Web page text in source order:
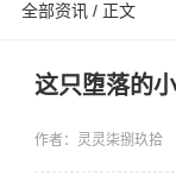
全部资讯 / 正文
这只堕落的
作者：灵灵柒捌玖拾